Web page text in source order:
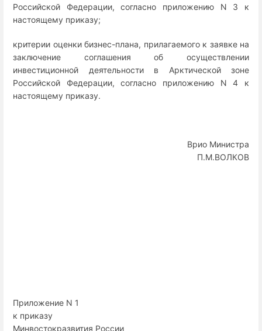
Российской Федерации, согласно приложению N 3 к
настоящему приказу;
критерии оценки бизнес-плана, прилагаемого к заявке на
заключение соглашения об осуществлении
инвестиционной деятельности в Арктической зоне
Российской Федерации, согласно приложению N 4 к
настоящему приказу.
Врио Министра
П.М.ВОЛКОВ
Приложение N 1
к приказу
Минвостокразвития России